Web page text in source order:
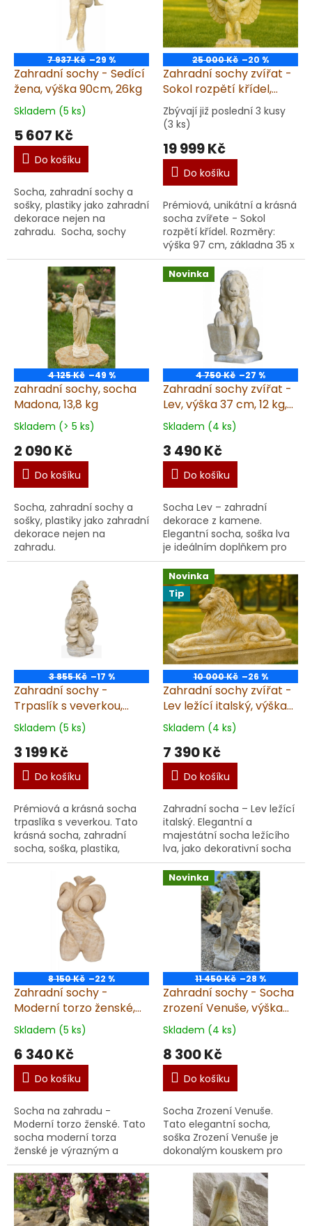
7 937 Kč –29 %
Zahradní sochy - Sedící
žena, výška 90cm, 26kg
Skladem (5 ks)
5 607 Kč
Do košíku
Socha, zahradní sochy a
sošky, plastiky jako zahradní
dekorace nejen na
zahradu. Socha, sochy
zahradu vyrobené v ČR z
kvalitního umělého písko...
25 000 Kč –20 %
Zahradní sochy zvířat -
Sokol rozpětí křídel,
výška 97 cm, 60 kg,
pískovec
Zbývají již poslední 3 kusy
(3 ks)
19 999 Kč
Do košíku
Prémiová, unikátní a krásná
socha zvířete - Sokol
rozpětí křídel. Rozměry:
výška 97 cm, základna 35 x
30 cm, rozpětí 92 cm, váha
60 kg. Garantujeme dodání
v nepoškoz...
4 125 Kč –49 %
zahradní sochy, socha
Madona, 13,8 kg
Skladem (> 5 ks)
2 090 Kč
Do košíku
Socha, zahradní sochy a
sošky, plastiky jako zahradní
dekorace nejen na
zahradu.
Novinka
4 750 Kč –27 %
Zahradní sochy zvířat -
Lev, výška 37 cm, 12 kg,
pískovec
Skladem (4 ks)
3 490 Kč
Do košíku
Socha Lev – zahradní
dekorace z kamene.
Elegantní socha, soška lva
je ideálním doplňkem pro
každou zahradu, vchod
nebo terasu. Socha, soška
se svou výškou 37 cm
půso...
3 855 Kč –17 %
Zahradní sochy -
Trpaslík s veverkou,
výška 70 cm, 38 kg
Skladem (5 ks)
3 199 Kč
Do košíku
Prémiová a krásná socha
trpaslíka s veverkou. Tato
krásná socha, zahradní
socha, soška, plastika,
dekorace je určena
ke krásně zdekorovanému
prostoru, do kterého je ...
Novinka
Tip
10 000 Kč –26 %
Zahradní sochy zvířat -
Lev ležící italský, výška
41 cm, 57 kg, pískovec
Skladem (4 ks)
7 390 Kč
Do košíku
Zahradní socha – Lev ležící
italský. Elegantní a
majestátní socha ležícího
lva, jako dekorativní socha
v italském stylu je ideální
volbou pro ty, kdo chtějí
dodat sv...
8 150 Kč –22 %
Zahradní sochy -
Moderní torzo ženské,
výška 64 cm, 49 kg,
pískovec
Skladem (5 ks)
6 340 Kč
Do košíku
Socha na zahradu -
Moderní torzo ženské. Tato
socha moderní torza
ženské je výrazným a
originálním kouskem,
socha který přinese do vaší
zahrady nebo interiéru
modern...
Novinka
11 450 Kč –28 %
Zahradní sochy - Socha
zrození Venuše, výška
90 cm, 31 kg, pískovec
Skladem (4 ks)
8 300 Kč
Do košíku
Socha Zrození Venuše.
Tato elegantní socha,
soška Zrození Venuše je
dokonalým kouskem pro
každou zahradu nebo
interiér, kde vynikne její
umělecký a romantický
charak...